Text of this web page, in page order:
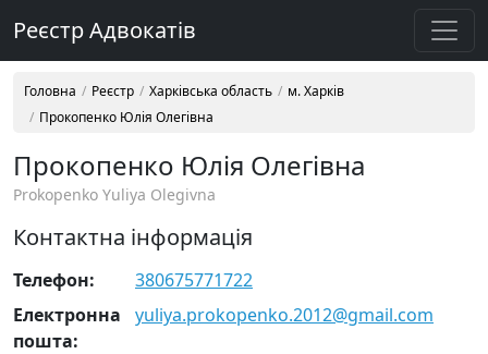
Реєстр Адвокатів
Головна Реєстр Харківська область
м. Харків
Прокопенко Юлія Олегівна
Прокопенко Юлія Олегівна
Prokopenko Yuliya Olegivna
Контактна інформація
Телефон:
380675771722
Електронна
пошта:
yuliya.prokopenko.2012@gmail.com